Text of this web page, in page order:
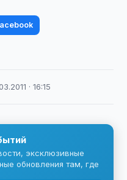
· 16:15
эксклюзивные
обновления там, где